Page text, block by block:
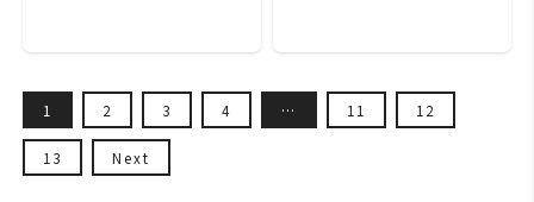
1 2 3 4 … 11 12
13 Next